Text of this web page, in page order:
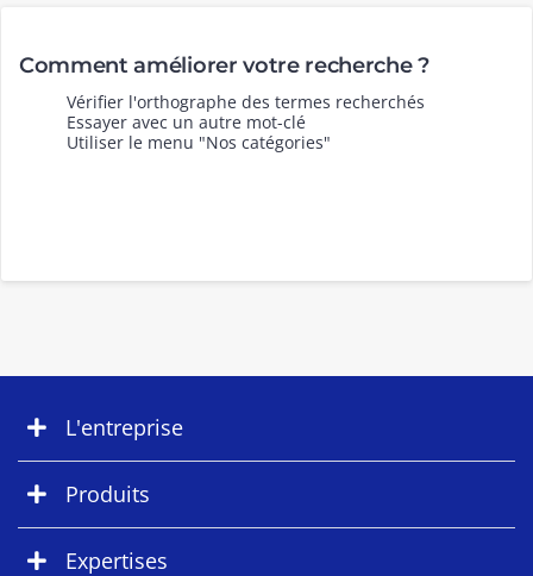
Comment améliorer votre recherche ?
Vérifier l'orthographe des termes recherchés
Essayer avec un autre mot-clé
Utiliser le menu "Nos catégories"
L'entreprise
Produits
Expertises